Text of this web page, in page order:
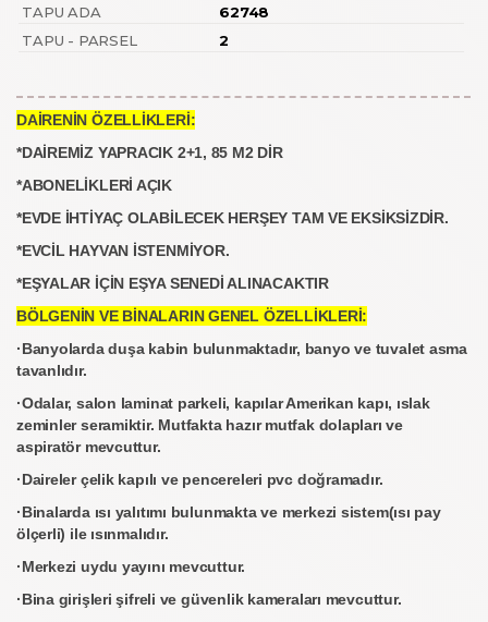
TAPU ADA
62748
TAPU - PARSEL
2
DAİRENİN ÖZELLİKLERİ:
*DAİREMİZ YAPRACIK 2+1, 85 M2 DİR
*ABONELİKLERİ AÇIK
*EVDE İHTİYAÇ OLABİLECEK HERŞEY TAM VE EKSİKSİZDİR.
*EVCİL HAYVAN İSTENMİYOR.
*EŞYALAR İÇİN EŞYA SENEDİ ALINACAKTIR
BÖLGENİN VE BİNALARIN GENEL ÖZELLİKLERİ:
·Banyolarda duşa kabin bulunmaktadır, banyo ve tuvalet asma
tavanlıdır.
·Odalar, salon laminat parkeli, kapılar Amerikan kapı, ıslak
zeminler seramiktir. Mutfakta hazır mutfak dolapları ve
aspiratör mevcuttur.
·Daireler çelik kapılı ve pencereleri pvc doğramadır.
·Binalarda ısı yalıtımı bulunmakta ve merkezi sistem(ısı pay
ölçerli) ile ısınmalıdır.
·Merkezi uydu yayını mevcuttur.
·Bina girişleri şifreli ve güvenlik kameraları mevcuttur.